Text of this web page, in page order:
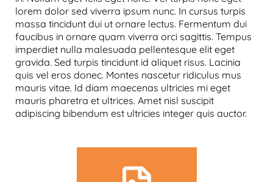
lorem dolor sed viverra ipsum nunc. In cursus turpis
massa tincidunt dui ut ornare lectus. Fermentum dui
faucibus in ornare quam viverra orci sagittis. Tempus
imperdiet nulla malesuada pellentesque elit eget
gravida. Sed turpis tincidunt id aliquet risus. Lacinia
quis vel eros donec. Montes nascetur ridiculus mus
mauris vitae. Id diam maecenas ultricies mi eget
mauris pharetra et ultrices. Amet nisl suscipit
adipiscing bibendum est ultricies integer quis auctor.